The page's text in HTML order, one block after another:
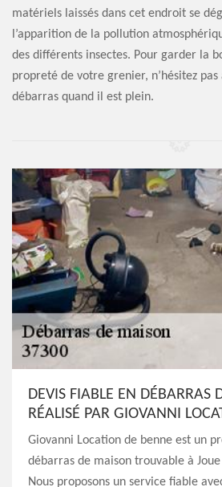
matériels laissés dans cet endroit se
l’apparition de la pollution
des différents insectes. Pour garder la
propreté de votre grenier, n’hésitez
débarras quand il est plein.
DEVIS FIABLE EN DÉBARRAS
RÉALISÉ PAR GIOVANNI
Giovanni Location de benne est un
débarras de maison trouvable à Joue
Nous proposons un service fiable